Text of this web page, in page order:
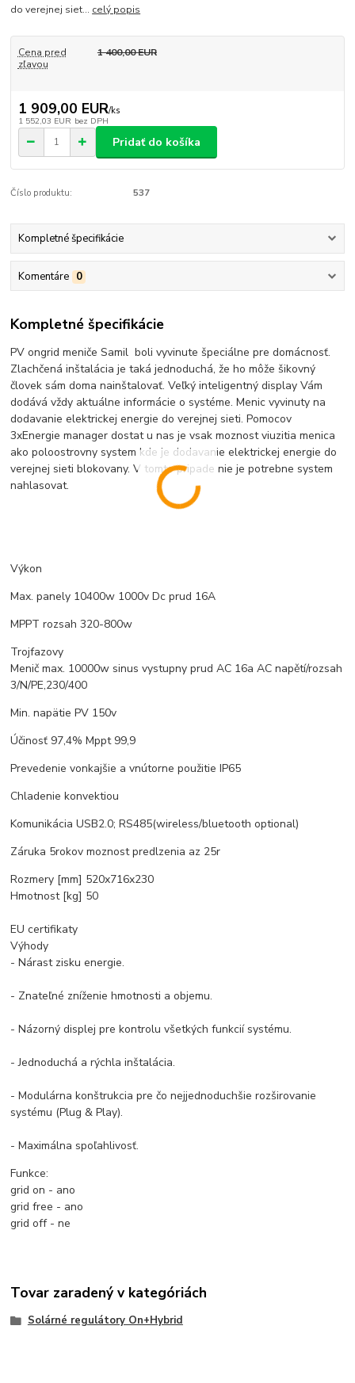
do verejnej siet... celý popis
Cena pred
zľavou
1 400,00 EUR
1 909,00 EUR/ks
1 552,03 EUR bez DPH
Pridať do košíka
Číslo produktu: 537
Kompletné špecifikácie
Komentáre 0
Kompletné špecifikácie
PV ongrid meniče Samil boli vyvinute špeciálne pre domácnosť.
Zlachčená inštalácia je taká jednoduchá, že ho môže šikovný
človek sám doma nainštalovať. Veľký inteligentný display Vám
dodává vždy aktuálne informácie o systéme. Menic vyvinuty na
dodavanie elektrickej energie do verejnej sieti. Pomocov
3xEnergie manager dostat u nas je vsak moznost viuzitia menica
ako poloostrovny system kde je dodavanie elektrickej energie do
verejnej sieti blokovany. V tomto pripade nie je potrebne system
nahlasovat.
Výkon
Max. panely 10400w 1000v Dc prud 16A
MPPT rozsah 320-800w
Trojfazovy
Menič max. 10000w sinus vystupny prud AC 16a AC napětí/rozsah
3/N/PE,230/400
Min. napätie PV 150v
Účinosť 97,4% Mppt 99,9
Prevedenie vonkajšie a vnútorne použitie IP65
Chladenie konvektiou
Komunikácia USB2.0; RS485(wireless/bluetooth optional)
Záruka 5rokov moznost predlzenia az 25r
Rozmery [mm] 520x716x230
Hmotnost [kg] 50
EU certifikaty
Výhody
- Nárast zisku energie.
- Znateľné zníženie hmotnosti a objemu.
- Názorný displej pre kontrolu všetkých funkcií systému.
- Jednoduchá a rýchla inštalácia.
- Modulárna konštrukcia pre čo nejjednoduchšie rozširovanie
systému (Plug & Play).
- Maximálna spoľahlivosť.
Funkce:
grid on - ano
grid free - ano
grid off - ne
Tovar zaradený v kategóriách
Solárné regulátory On+Hybrid